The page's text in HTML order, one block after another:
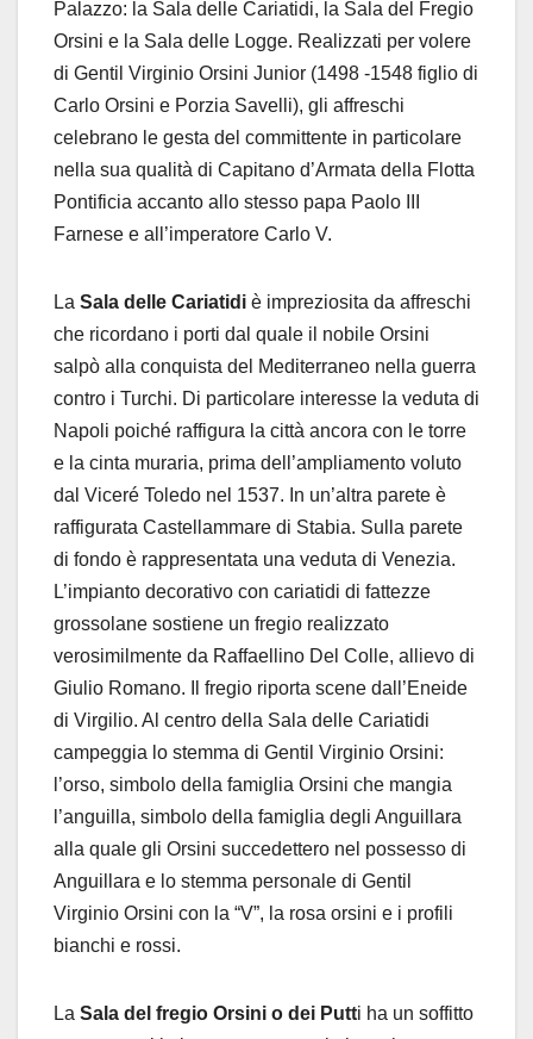
Palazzo: la Sala delle Cariatidi, la Sala del Fregio
Orsini e la Sala delle Logge. Realizzati per volere
di Gentil Virginio Orsini Junior (1498 -1548 figlio di
Carlo Orsini e Porzia Savelli), gli affreschi
celebrano le gesta del committente in particolare
nella sua qualità di Capitano d’Armata della Flotta
Pontificia accanto allo stesso papa Paolo III
Farnese e all’imperatore Carlo V.
La Sala delle Cariatidi è impreziosita da affreschi
che ricordano i porti dal quale il nobile Orsini
salpò alla conquista del Mediterraneo nella guerra
contro i Turchi. Di particolare interesse la veduta di
Napoli poiché raffigura la città ancora con le torre
e la cinta muraria, prima dell’ampliamento voluto
dal Viceré Toledo nel 1537. In un’altra parete è
raffigurata Castellammare di Stabia. Sulla parete
di fondo è rappresentata una veduta di Venezia.
L’impianto decorativo con cariatidi di fattezze
grossolane sostiene un fregio realizzato
verosimilmente da Raffaellino Del Colle, allievo di
Giulio Romano. Il fregio riporta scene dall’Eneide
di Virgilio. Al centro della Sala delle Cariatidi
campeggia lo stemma di Gentil Virginio Orsini:
l’orso, simbolo della famiglia Orsini che mangia
l’anguilla, simbolo della famiglia degli Anguillara
alla quale gli Orsini succedettero nel possesso di
Anguillara e lo stemma personale di Gentil
Virginio Orsini con la “V”, la rosa orsini e i profili
bianchi e rossi.
La Sala del fregio Orsini o dei Putti ha un soffitto